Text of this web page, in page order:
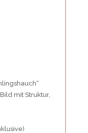
mit Struktur,